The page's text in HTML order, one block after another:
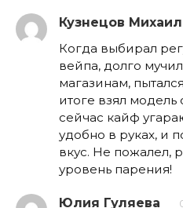
Кузнецов Михаил
Когда выбирал
вейпа, долго
магазинам,
итоге взял
сейчас кайф
удобно в руках, и
вкус. Не пожалел,
уровень парения!
Юлия Гуляева